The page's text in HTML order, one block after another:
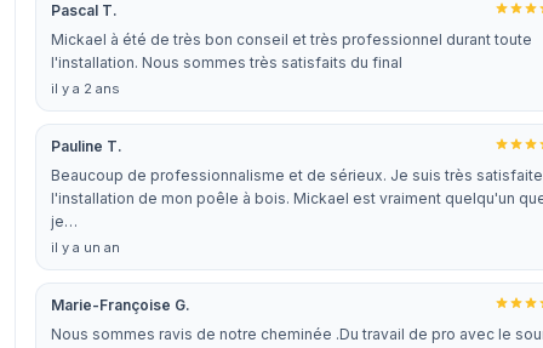
Pascal T.
Mickael à été de très bon conseil et très professionnel durant toute
l'installation. Nous sommes très satisfaits du final
il y a 2 ans
Pauline T.
Beaucoup de professionnalisme et de sérieux. Je suis très
l'installation de mon poêle à bois. Mickael est vraiment quelqu'un
je…
il y a un an
Marie-Françoise G.
Nous sommes ravis de notre cheminée .Du travail de pro avec le